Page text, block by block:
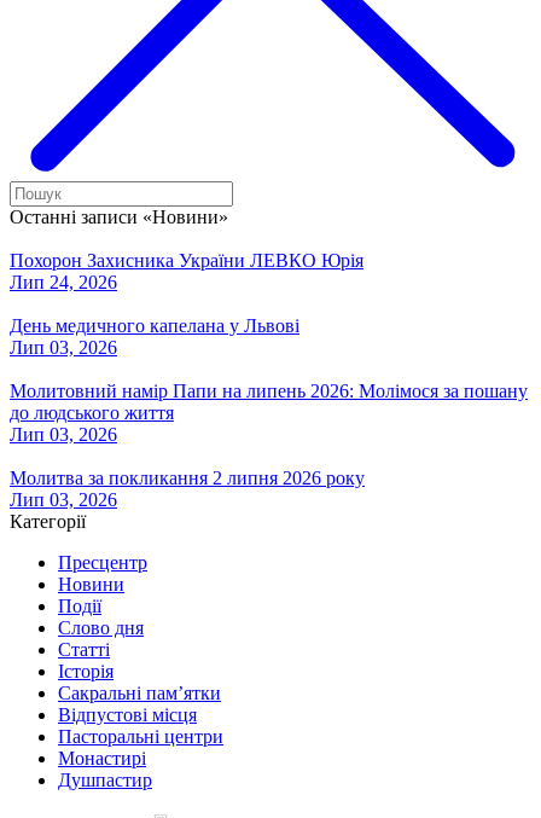
Останні записи «Новини»
Похорон Захисника України ЛЕВКО Юрія
Лип 24, 2026
День медичного капелана у Львові
Лип 03, 2026
Молитовний намір Папи на липень 2026: Молімося за пошану
до людського життя
Лип 03, 2026
Молитва за покликання 2 липня 2026 року
Лип 03, 2026
Категорії
Пресцентр
Новини
Події
Слово дня
Статті
Історія
Сакральні пам’ятки
Відпустові місця
Пасторальні центри
Монастирі
Душпастир